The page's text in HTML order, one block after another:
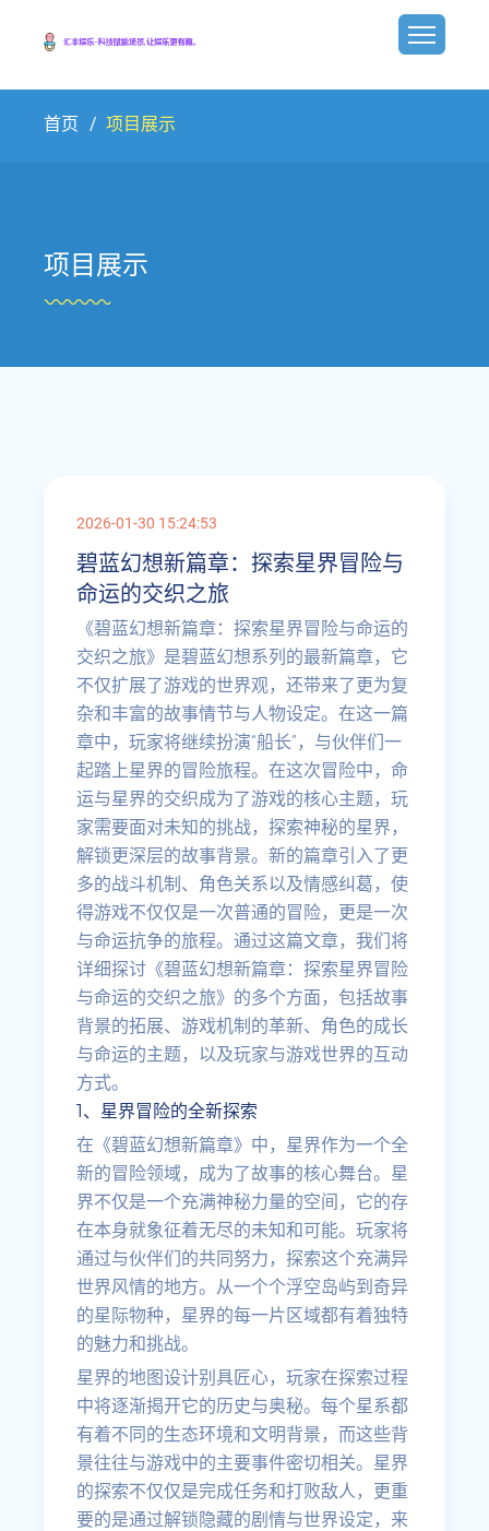
首页 项目展示
项目展示
2026-01-30 15:24:53
碧蓝幻想新篇章：探索星界冒险与
命运的交织之旅
《碧蓝幻想新篇章：探索星界冒险与命运的
交织之旅》是碧蓝幻想系列的最新篇章，它
不仅扩展了游戏的世界观，还带来了更为复
杂和丰富的故事情节与人物设定。在这一篇
章中，玩家将继续扮演“船长”，与伙伴们一
起踏上星界的冒险旅程。在这次冒险中，命
运与星界的交织成为了游戏的核心主题，玩
家需要面对未知的挑战，探索神秘的星界，
解锁更深层的故事背景。新的篇章引入了更
多的战斗机制、角色关系以及情感纠葛，使
得游戏不仅仅是一次普通的冒险，更是一次
与命运抗争的旅程。通过这篇文章，我们将
详细探讨《碧蓝幻想新篇章：探索星界冒险
与命运的交织之旅》的多个方面，包括故事
背景的拓展、游戏机制的革新、角色的成长
与命运的主题，以及玩家与游戏世界的互动
方式。
1、星界冒险的全新探索
在《碧蓝幻想新篇章》中，星界作为一个全
新的冒险领域，成为了故事的核心舞台。星
界不仅是一个充满神秘力量的空间，它的存
在本身就象征着无尽的未知和可能。玩家将
通过与伙伴们的共同努力，探索这个充满异
世界风情的地方。从一个个浮空岛屿到奇异
的星际物种，星界的每一片区域都有着独特
的魅力和挑战。
星界的地图设计别具匠心，玩家在探索过程
中将逐渐揭开它的历史与奥秘。每个星系都
有着不同的生态环境和文明背景，而这些背
景往往与游戏中的主要事件密切相关。星界
的探索不仅仅是完成任务和打败敌人，更重
要的是通过解锁隐藏的剧情与世界设定，来